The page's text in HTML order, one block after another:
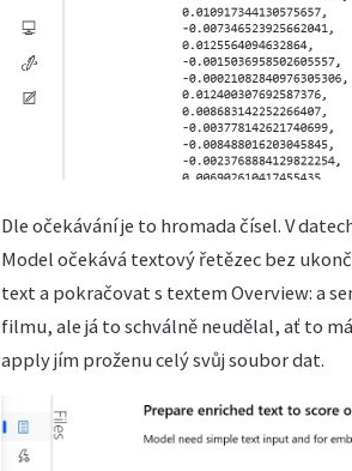
Dle očekávání je to hromada čísel. V
Model očekává textový řetězec bez
text a pokračovat s textem Overview: a
filmu, ale já to schválně neudělal, ať to
apply jím proženu celý svůj soubor dat.